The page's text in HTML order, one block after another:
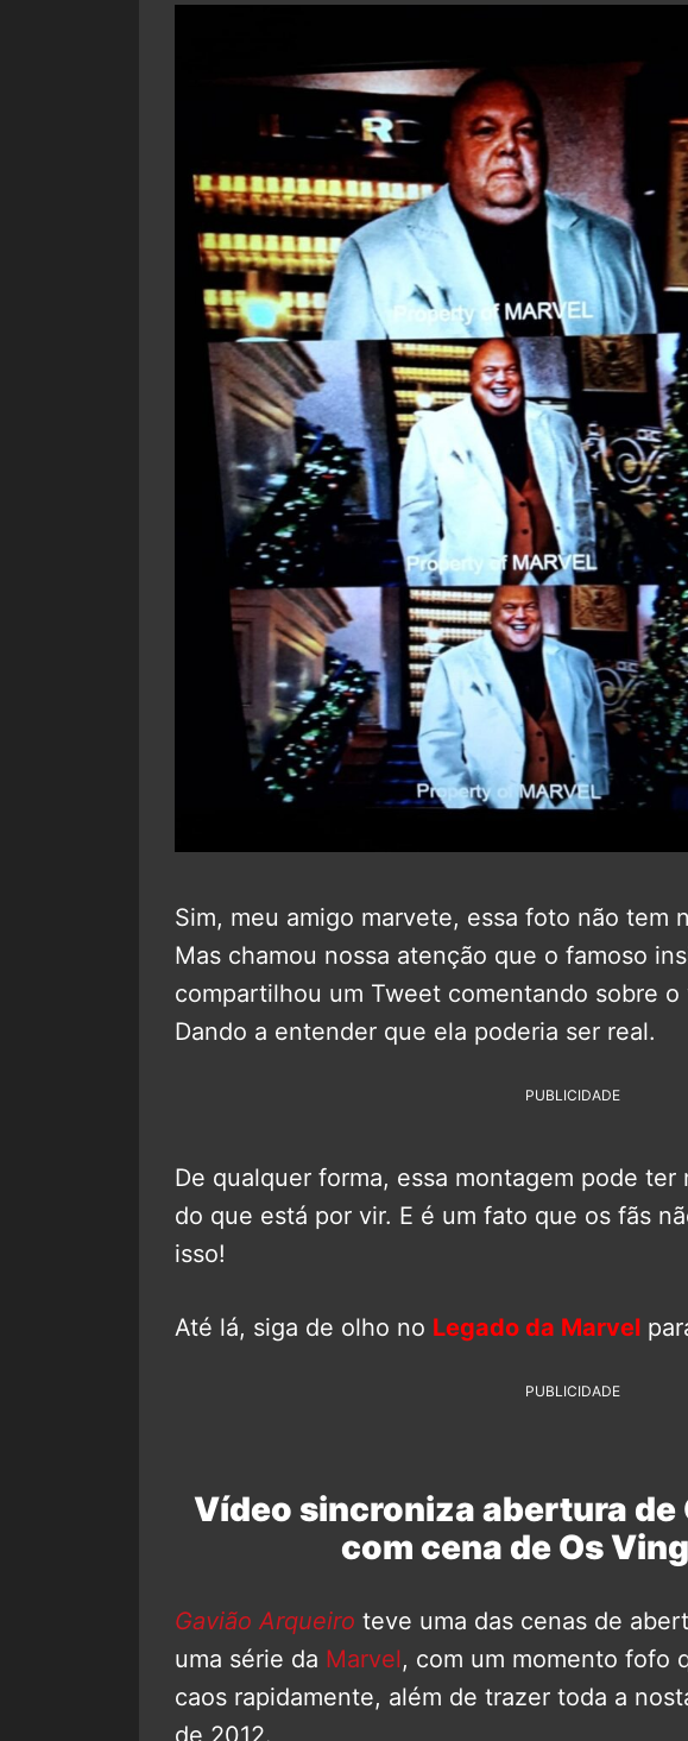
Sim, meu amigo marvete, essa foto não tem
Mas chamou nossa atenção que o famoso
compartilhou um Tweet comentando sobre
Dando a entender que ela poderia ser real.
PUBLICIDADE
De qualquer forma, essa montagem pode ter
do que está por vir. E é um fato que os fãs
isso!
Até lá, siga de olho no Legado da Marvel
PUBLICIDADE
Vídeo sincroniza abertura de
com cena de Os
Gavião Arqueiro teve uma das cenas de
uma série da Marvel, com um momento fofo
caos rapidamente, além de trazer toda a
de 2012.